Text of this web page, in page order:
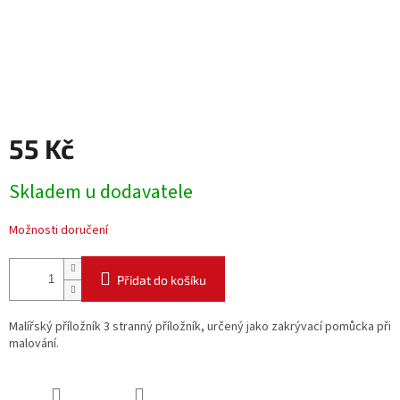
55 Kč
cena:
Skladem u dodavatele
Možnosti doručení
Přidat do košíku
Malířský příložník 3 stranný příložník, určený jako zakrývací pomůcka při
malování.